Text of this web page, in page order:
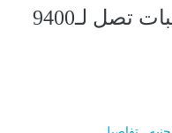
فرص عمل للصيادلة بمرتبات تصل لـ9400